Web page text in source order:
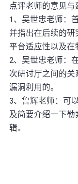
点评老师的意见与
1、吴世忠老师：
并指出在后续的
平台适应性以及在
2、吴世忠老师：
次研讨厅之间的
漏洞利用的。
3、鲁辉老师：可
及简要介绍一下
辑。